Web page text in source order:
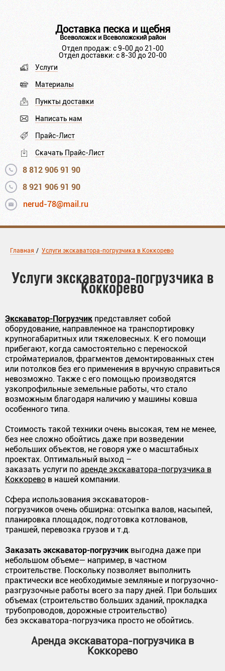
Доставка песка и щебня
Всеволожск и Всеволожский район
Отдел продаж: с 9-00 до 21-00
Отдел доставки: с 8-30 до 20-00
Услуги
Материалы
Пункты доставки
Написать нам
Прайс-Лист
Скачать Прайс-Лист
8 812 906 91 90
8 921 906 91 90
nerud-78@mail.ru
Главная / Услуги экскаватора-погрузчика в Коккорево
Услуги экскаватора-погрузчика в
Коккорево
Экскаватор-Погрузчик представляет собой
оборудование, направленное на транспортировку
крупногабаритных или тяжеловесных. К его помощи
прибегают, когда самостоятельно с переноской
стройматериалов, фрагментов демонтированных стен
или потолков без его применения в вручную справиться
невозможно. Также с его помощью производятся
узкопрофильные земельные работы, что стало
возможным благодаря наличию у машины ковша
особенного типа.
Стоимость такой техники очень высокая, тем не менее,
без нее сложно обойтись даже при возведении
небольших объектов, не говоря уже о масштабных
проектах. Оптимальный выход –
заказать услуги по аренде экскаватора-погрузчика в
Коккорево в нашей компании.
Сфера использования экскаваторов-
погрузчиков очень обширна: отсыпка валов, насыпей‚
планировка площадок, подготовка котлованов,
траншей, перевозка грузов и т.д.
Заказать экскаватор-погрузчик выгодна даже при
небольшом объеме— например, в частном
строительстве. Поскольку позволяет выполнить
практически все необходимые земляные и погрузочно-
разгрузочные работы всего за пару дней. При больших
объемах (строительство больших зданий, прокладка
трубопроводов, дорожные строительство)
без экскаватора-погрузчика просто не обойтись.
Аренда экскаватора-погрузчика в
Коккорево